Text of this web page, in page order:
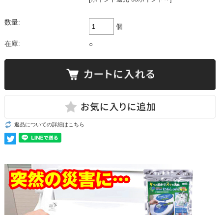
数量:
個
在庫: ○
返品についての詳細はこちら